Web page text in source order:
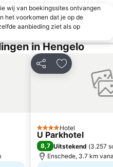
wij van boekingssites ontvangen
het voorkomen dat je op de
aanbieding ziet als op
in Hengelo
Delen Toevoegen
4 SterrenHotel
U Parkhotel
8,7 Uitstekend (3.257
Enschede, 3.7 km